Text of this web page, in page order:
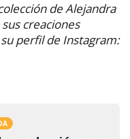
de Alejandra
creaciones
perfil de Instagram: